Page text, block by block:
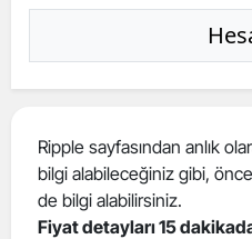
Ripple sayfasından anlık
bilgi alabileceğiniz gibi,
de bilgi alabilirsiniz.
Fiyat detayları 15